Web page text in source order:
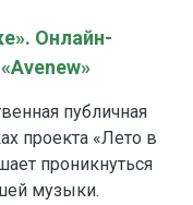
Онлайн-
публичная
проекта «Лето в
проникнуться
музыки.